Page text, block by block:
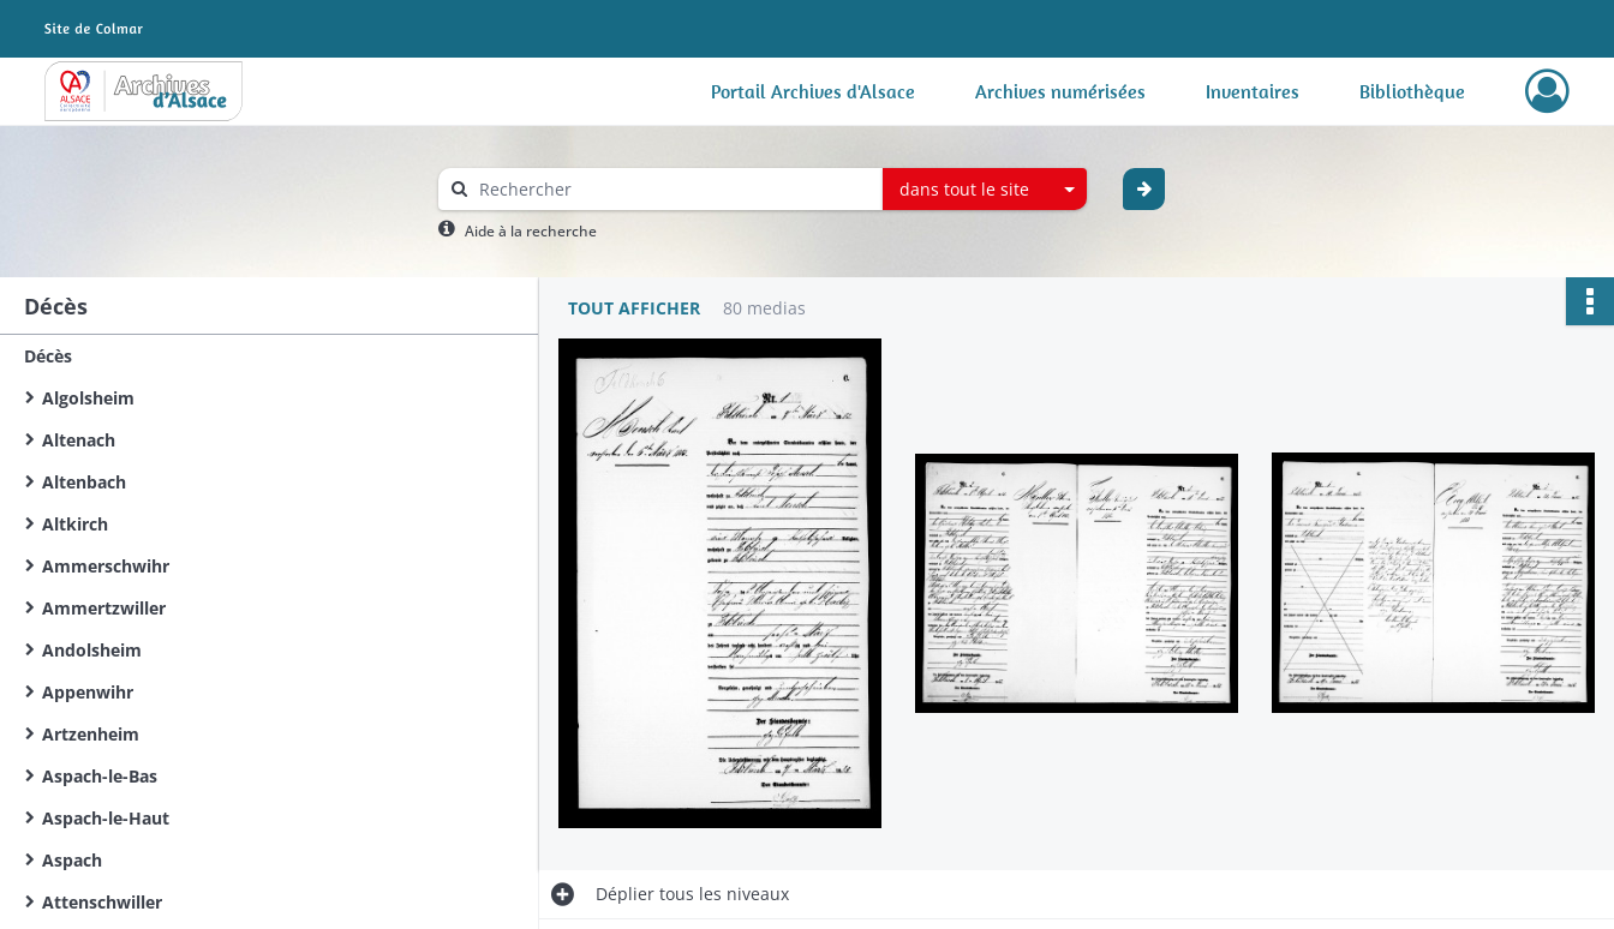
Archives Alsace - Colmar Portail Archives d'Alsace Archives numérisées Inventaires Bibliothèque
dans tout le site
Aide à la recherche
Décès
Décès
Algolsheim
Altenach
Altenbach
Altkirch
Ammerschwihr
Ammertzwiller
Andolsheim
Appenwihr
Artzenheim
Aspach-le-Bas
Aspach-le-Haut
Aspach
Attenschwiller
TOUT AFFICHER 80 medias
Dépliertous les niveaux